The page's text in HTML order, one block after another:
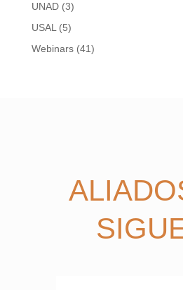
UNAD(3)
USAL (5)
Webinars(41)